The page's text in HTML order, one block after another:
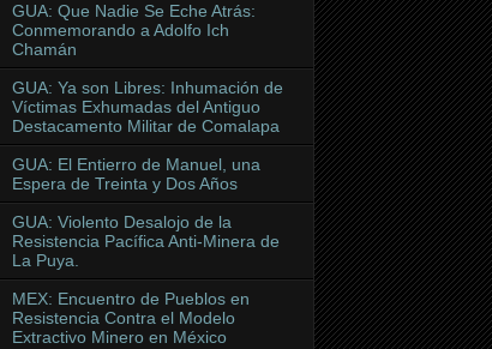
GUA: Que Nadie Se Eche Atrás:
Conmemorando a Adolfo Ich
Chamán
GUA: Ya son Libres: Inhumación de
Víctimas Exhumadas del Antiguo
Destacamento Militar de Comalapa
GUA: El Entierro de Manuel, una
Espera de Treinta y Dos Años
GUA: Violento Desalojo de la
Resistencia Pacífica Anti-Minera de
La Puya.
MEX: Encuentro de Pueblos en
Resistencia Contra el Modelo
Extractivo Minero en México